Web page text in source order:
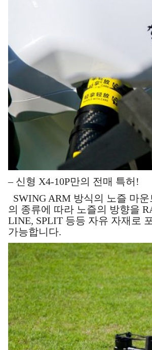
– 신형 X4-10P만의 전매 특허!
SWING ARM 방식의 노즐 마
의 종류에 따라 노즐의 방향을
LINE, SPLIT 등등 자유 자재로
가능합니다.